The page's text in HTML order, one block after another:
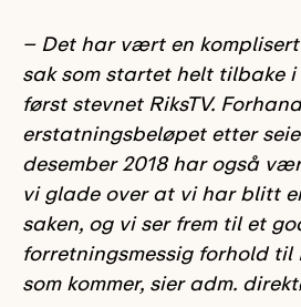
– Det har vært en
sak som startet helt tilbake i
først stevnet RiksTV.
erstatningsbeløpet etter
desember 2018 har også
vi glade over at vi har blitt
saken, og vi ser frem til et
forretningsmessig forhold til
som kommer, sier adm.